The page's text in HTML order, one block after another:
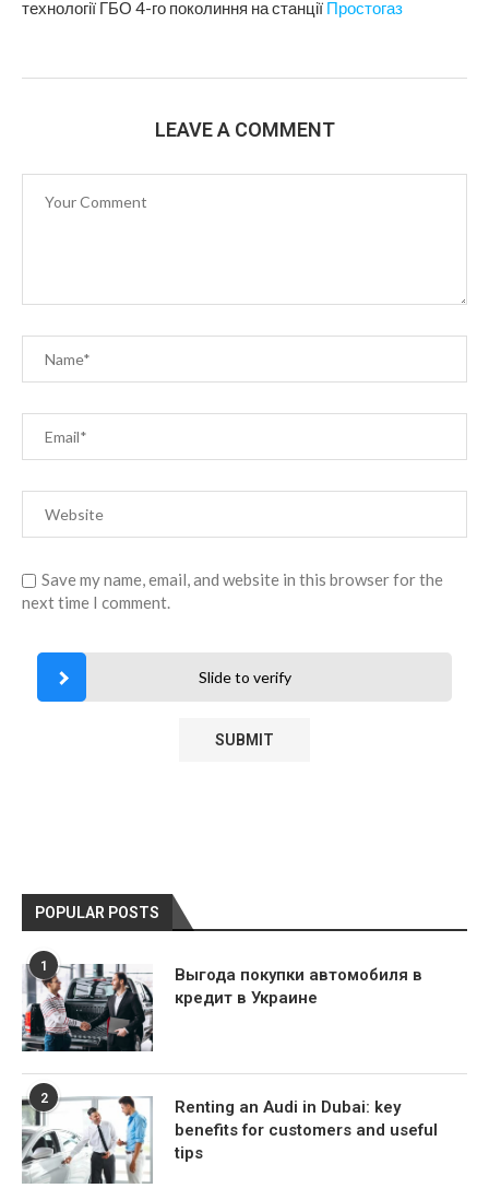
технології ГБО 4-го поколиння на станції Простогаз
LEAVE A COMMENT
Save my name, email, and website in this browser for the
next time I comment.
Slide to verify
POPULAR POSTS
1
Выгода покупки автомобиля в
кредит в Украине
2
Renting an Audi in Dubai: key
benefits for customers and useful
tips